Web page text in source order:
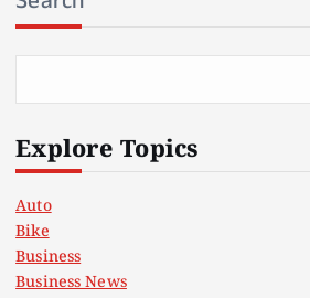
Explore Topics
Auto
Bike
Business
Business News